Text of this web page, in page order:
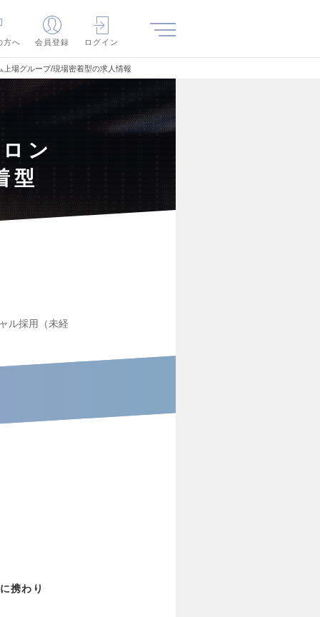
方へ 会員登録 ログイン
場グループ/現場密着型の求人情報
ン
型
ル採用（未経
携わり